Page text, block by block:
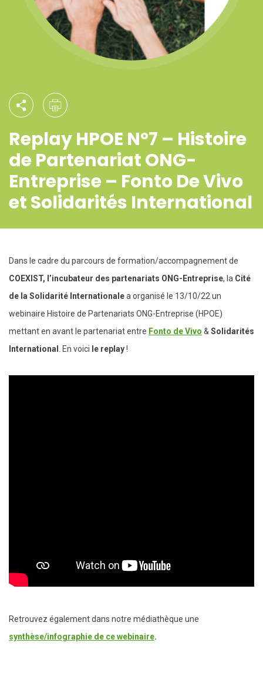
Replay HPOE N°7 – Histoire
de Partenariat ONG-
Entreprise – Fonto De Vivo
et Solidarités International
Dans le cadre du parcours de formation/accompagnement de
COEXIST, l’incubateur des partenariats ONG-Entreprise, la Cité
de la Solidarité Internationalea organisé le 13/10/22 un
webinaire Histoire de Partenariats ONG-Entreprise (HPOE)
mettant en avant le partenariat entre Fonto de Vivo & Solidarités
International
. En voici le replay!
Retrouvez également dans notre médiathèque une
synthèse/infographie de ce webinaire.